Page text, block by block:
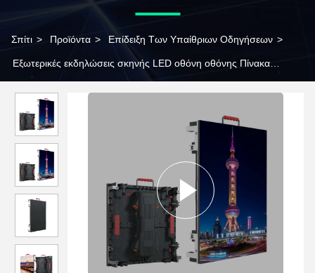
Σπίτι > Προϊόντα > Επίδειξη Των Υπαίθριων Οδηγήσεων >
Εξωτερικές εκδηλώσεις σκηνής LED οθόνη οθόνης Πίνακα